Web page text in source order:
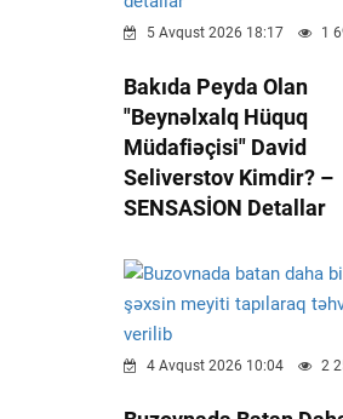
5 Avqust 2026 18:17 1
Bakıda Peyda Olan
"beynəlxalq Hüquq
Müdafiəçisi" David
Seliverstov Kimdir? –
SENSASİON Detallar
4 Avqust 2026 10:04 2